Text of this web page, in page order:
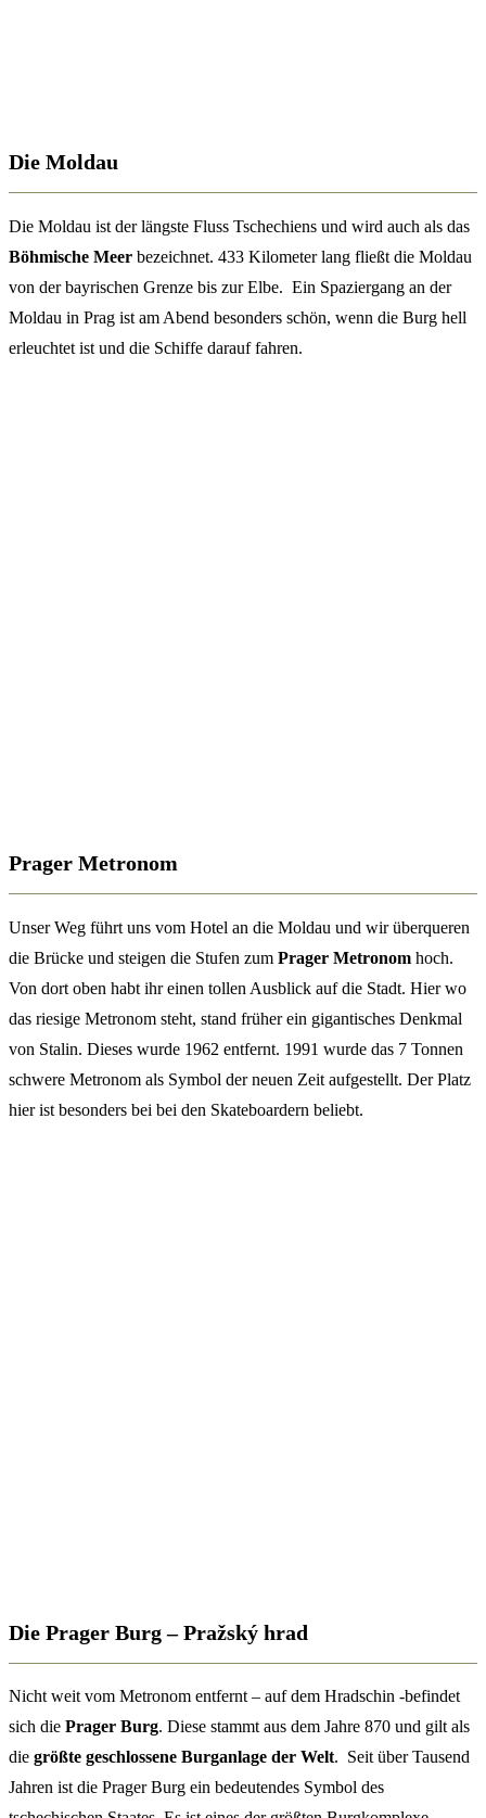
Die Moldau
Die Moldau ist der längste Fluss Tschechiens und wird auch als das
Böhmische Meer bezeichnet. 433 Kilometer lang fließt die Moldau
von der bayrischen Grenze bis zur Elbe. Ein Spaziergang an der
Moldau in Prag ist am Abend besonders schön, wenn die Burg hell
erleuchtet ist und die Schiffe darauf fahren.
Prager Metronom
Unser Weg führt uns vom Hotel an die Moldau und wir überqueren
die Brücke und steigen die Stufen zum Prager Metronom hoch.
Von dort oben habt ihr einen tollen Ausblick auf die Stadt. Hier wo
das riesige Metronom steht, stand früher ein gigantisches Denkmal
von Stalin. Dieses wurde 1962 entfernt. 1991 wurde das 7 Tonnen
schwere Metronom als Symbol der neuen Zeit aufgestellt. Der Platz
hier ist besonders bei bei den Skateboardern beliebt.
Die Prager Burg – Pražský hrad
Nicht weit vom Metronom entfernt – auf dem Hradschin -befindet
sich die Prager Burg. Diese stammt aus dem Jahre 870 und gilt als
die größte geschlossene Burganlage der Welt. Seit über Tausend
Jahren ist die Prager Burg ein bedeutendes Symbol des